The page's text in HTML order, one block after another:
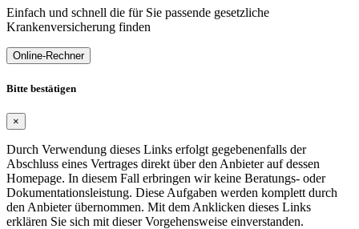
Einfach und schnell die für Sie passende gesetzliche
Krankenversicherung finden
Online-Rechner
Bitte bestätigen
×
Durch Verwendung dieses Links erfolgt gegebenenfalls der
Abschluss eines Vertrages direkt über den Anbieter auf dessen
Homepage. In diesem Fall erbringen wir keine Beratungs- oder
Dokumentationsleistung. Diese Aufgaben werden komplett durch
den Anbieter übernommen. Mit dem Anklicken dieses Links
erklären Sie sich mit dieser Vorgehensweise einverstanden.